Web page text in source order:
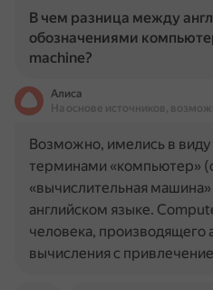
В чем разница между
обозначениями
machine?
Алиса
На основе источников,
Возможно, имелись в
терминами «компьютер»
«вычислительная
английском языке.
человека, производящего
вычисления с